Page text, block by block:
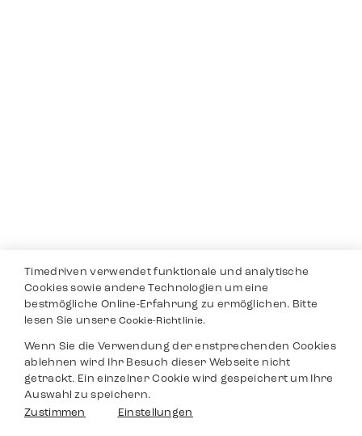
Timedriven verwendet funktionale und analytische
Cookies sowie andere Technologien um eine
bestmögliche Online-Erfahrung zu ermöglichen. Bitte
lesen Sie unsereCookie-Richtlinie.
Wenn Sie die Verwendung der enstprechenden Cookies
ablehnen wird Ihr Besuch dieser Webseite nicht
getrackt. Ein einzelner Cookie wird gespeichert um Ihre
Auswahl zu speichern.
Zustimmen
Einstellungen